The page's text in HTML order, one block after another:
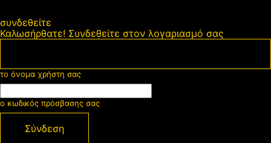
συνδεθείτε
Καλωσήρθατε! Συνδεθείτε στον λογαριασμό σας
το όνομα χρήστη σας
ο κωδικός πρόσβασης σας